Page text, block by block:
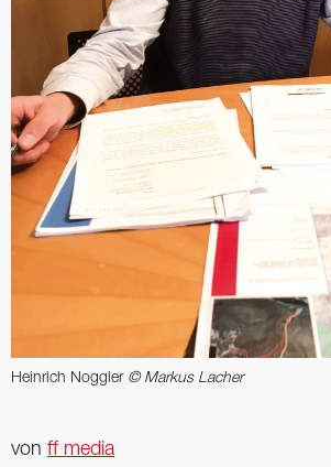
Heinrich Noggler © Markus Lacher
von ff media